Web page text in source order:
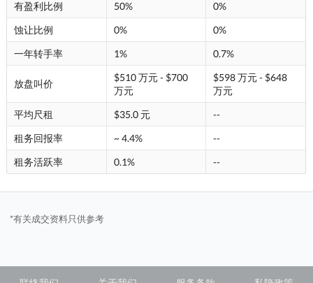
有盈利比例
50%
0%
蚀让比例
0%
0%
一年转手率
1% 0.7%
放盘叫价
$510 万元 - $700
万元
$598 万元 - $648
万元
平均尺租
$35.0 元
--
租务回报率
~ 4.4%
--
租务活跃率
0.1% --
*有关成交资料只供参考